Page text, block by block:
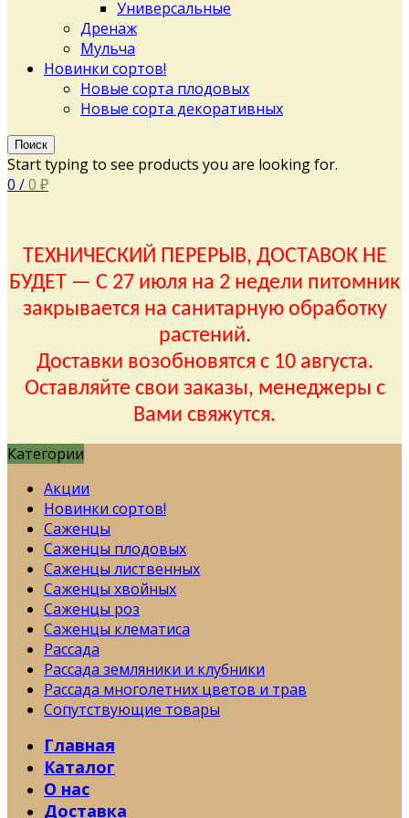
Универсальные
Дренаж
Мульча
Новинки сортов!
Новые сорта плодовых
Новые сорта декоративных
Поиск
Start typing to see products you are looking for.
0 /0 ₽
ТЕХНИЧЕСКИЙ ПЕРЕРЫВ, ДОСТАВОК НЕ
БУДЕТ — С 27 июля на 2 недели питомник
закрывается на санитарную обработку
растений.
Доставки возобновятся с 10 августа.
Оставляйте свои заказы, менеджеры с
Вами свяжутся.
Категории
Акции
Новинки сортов!
Саженцы
Саженцы плодовых
Саженцы лиственных
Саженцы хвойных
Саженцы роз
Саженцы клематиса
Рассада
Рассада земляники и клубники
Рассада многолетних цветов и трав
Сопутствующие товары
Главная
Каталог
О нас
Доставка